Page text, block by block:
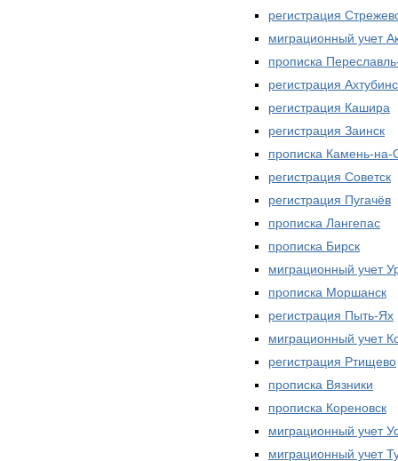
регистрация
миграционный учет
прописка
регистрация
регистрация Кашира
регистрация Заинск
прописка Камень-на-
регистрация Советск
регистрация Пугачёв
прописка Лангепас
прописка Бирск
миграционный учет
прописка Моршанск
регистрация Пыть-Ях
миграционный учет
регистрация Ртищево
прописка Вязники
прописка Кореновск
миграционный учет
миграционный учет